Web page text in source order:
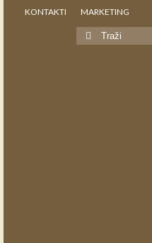
KONTAKTI MARKETING
Search
for: